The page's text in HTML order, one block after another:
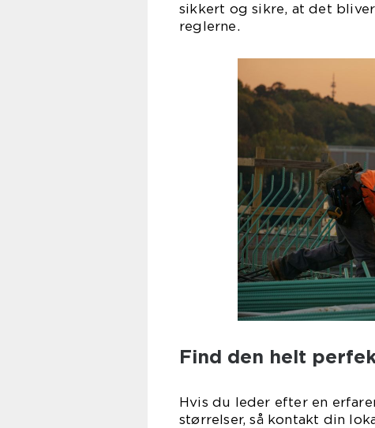
sikkert og sikre, at det
reglerne.
Find den helt
Hvis du leder efter en
størrelser, så kontakt din